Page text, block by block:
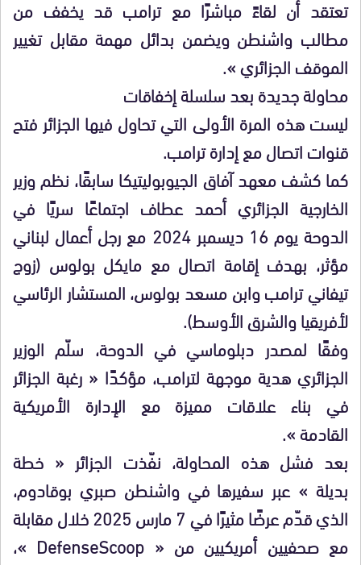
تعتقد أن لقاءً مباشرًا مع ترامب قد يخفف من
مطالب واشنطن ويضمن بدائل مهمة مقابل تغيير
الموقف الجزائري ».
محاولة جديدة بعد سلسلة إخفاقات
ليست هذه المرة الأولى التي تحاول فيها الجزائر فتح
قنوات اتصال مع إدارة ترامب.
كما كشف معهد آفاق الجيوبوليتيكا سابقًا، نظم وزير
الخارجية الجزائري أحمد عطاف اجتماعًا سريًا في
الدوحة يوم 16 ديسمبر 2024 مع رجل أعمال لبناني
مؤثر، بهدف إقامة اتصال مع مايكل بولوس (زوج
تيفاني ترامب وابن مسعد بولوس، المستشار الرئاسي
لأفريقيا والشرق الأوسط).
وفقًا لمصدر دبلوماسي في الدوحة، سلّم الوزير
الجزائري هدية موجهة لترامب، مؤكدًا « رغبة الجزائر
في بناء علاقات مميزة مع الإدارة الأمريكية
القادمة ».
بعد فشل هذه المحاولة، نفّذت الجزائر « خطة
بديلة » عبر سفيرها في واشنطن صبري بوقادوم،
الذي قدّم عرضًا مثيرًا في 7 مارس 2025 خلال مقابلة
مع صحفيين أمريكيين من « DefenseScoop »،